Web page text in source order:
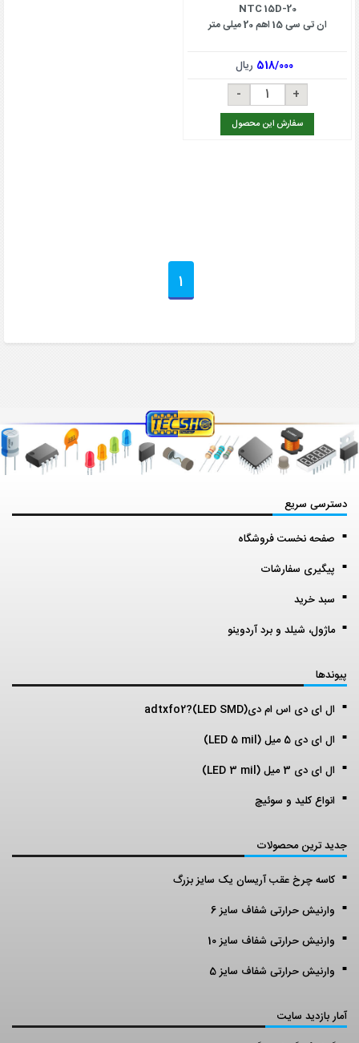
NTC 15D-20
ان تی سی 15 اهم 20 میلی متر
518/000 ریال
سفارش این محصول
1
دسترسی سریع
صفحه نخست فروشگاه
پیگیری سفارشات
سبد خرید
ماژول، شیلد و برد آردوینو
پیوندها
ال ای دی اس ام دی(LED SMD)?adtxfo2
ال ای دی 5 میل (LED 5 mil)
ال ای دی 3 میل (LED 3 mil)
انواع کلید و سوئیچ
جدید ترین محصولات
کاسه چرخ عقب آریسان یک سایز بزرگ
وارنیش حرارتی شفاف سایز 6
وارنیش حرارتی شفاف سایز 10
وارنیش حرارتی شفاف سایز 5
آمار بازدید سایت